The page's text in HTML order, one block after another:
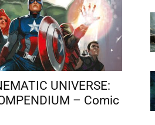
UNIVERSE:
– Comic